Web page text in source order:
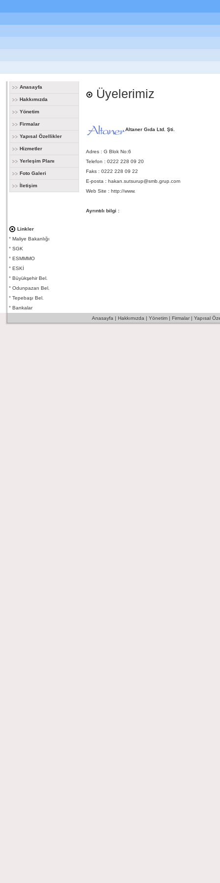
Anasayfa
Hakkımızda
Yönetim
Firmalar
Yapısal Özellikler
Hizmetler
Yerleşim Planı
Foto Galeri
İletişim
Linkler
° Maliye Bakanlığı
° SGK
° ESMMMO
° ESKİ
° Büyükşehir Bel.
° Odunpazarı Bel.
° Tepebaşı Bel.
° Bankalar
Üyelerimiz
Altaner Gıda Ltd. Şti.
Adres : G Blok No:6
Telefon : 0222 228 09 20
Faks : 0222 228 09 22
E-posta : hakan.sutsurup@smb.grup.com
Web Site : http://www.
Ayrıntılı bilgi :
Anasayfa | Hakkımızda | Yönetim | Firmalar | Yapısal